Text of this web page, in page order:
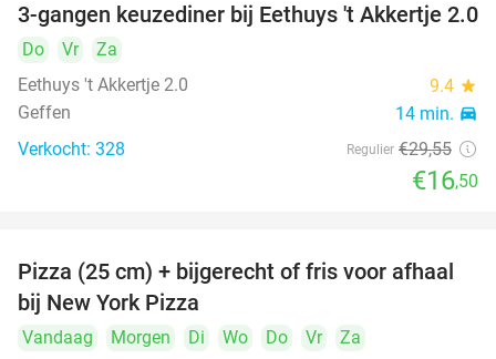
44%
3-gangen keuzediner bij Eethuys 't Akkertje 2.0
Do Vr
Za
Eethuys 't Akkertje 2.0
9.4 star
Geffen 14 min. directions_car
Verkocht: 328 Regulier €29,55
€16,50
48%
Pizza (25 cm) + bijgerecht of fris voor afhaal
bij New York Pizza
Vandaag Morgen Di Wo Do Vr
Za